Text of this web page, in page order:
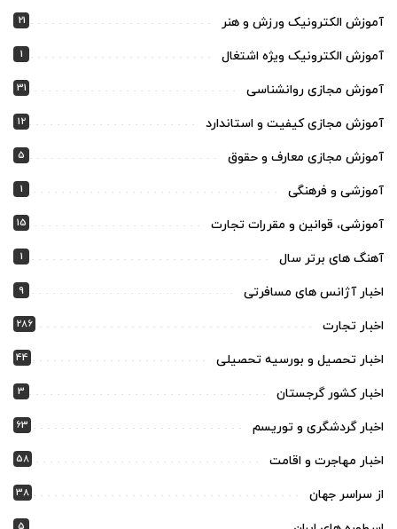
آموزش الکترونیک ورزش و هنر 21
آموزش الکترونیک ویژه اشتغال 1
آموزش مجازی روانشناسی 31
آموزش مجازی کیفیت و استاندارد 12
آموزش مجازی معارف و حقوق 5
آموزشی و فرهنگی 1
آموزشی، قوانین و مقررات تجارت 15
آهنگ های برتر سال 1
اخبار آژانس های مسافرتی 9
اخبار تجارت 286
اخبار تحصیل و بورسیه تحصیلی 44
اخبار کشور گرجستان 3
اخبار گردشگری و توریسم 63
اخبار مهاجرت و اقامت 58
از سراسر جهان 38